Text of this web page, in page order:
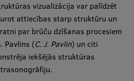
vizualizācija var palīdzēt
attiecības starp struktūru un
par brūču dzīšanas procesiem
Pavlins (C. J. Pavlin) un citi
iekšējās struktūras